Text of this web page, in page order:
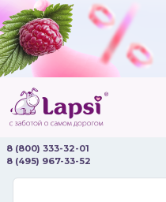
8 (800) 333-32-01
8 (495) 967-33-52